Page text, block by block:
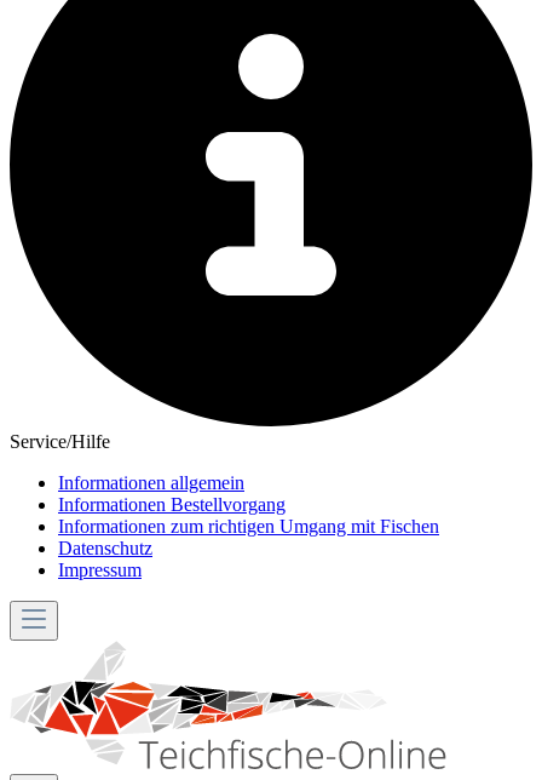
Service/Hilfe
Informationen allgemein
Informationen Bestellvorgang
Informationen zum richtigen Umgang mit Fischen
Datenschutz
Impressum